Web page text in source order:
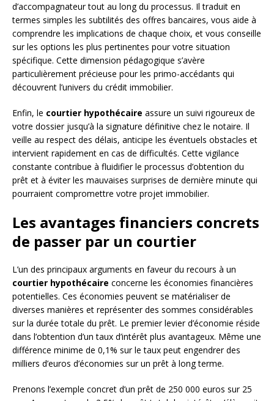
d’accompagnateur tout au long du processus. Il traduit en
termes simples les subtilités des offres bancaires, vous aide à
comprendre les implications de chaque choix, et vous conseille
sur les options les plus pertinentes pour votre situation
spécifique. Cette dimension pédagogique s’avère
particulièrement précieuse pour les primo-accédants qui
découvrent l’univers du crédit immobilier.
Enfin, le courtier hypothécaire assure un suivi rigoureux de
votre dossier jusqu’à la signature définitive chez le notaire. Il
veille au respect des délais, anticipe les éventuels obstacles et
intervient rapidement en cas de difficultés. Cette vigilance
constante contribue à fluidifier le processus d’obtention du
prêt et à éviter les mauvaises surprises de dernière minute qui
pourraient compromettre votre projet immobilier.
Les avantages financiers concrets
de passer par un courtier
L’un des principaux arguments en faveur du recours à un
courtier hypothécaire concerne les économies financières
potentielles. Ces économies peuvent se matérialiser de
diverses manières et représenter des sommes considérables
sur la durée totale du prêt. Le premier levier d’économie réside
dans l’obtention d’un taux d’intérêt plus avantageux. Même une
différence minime de 0,1% sur le taux peut engendrer des
milliers d’euros d’économies sur un prêt à long terme.
Prenons l’exemple concret d’un prêt de 250 000 euros sur 25